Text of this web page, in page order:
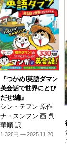
『つかめ!英語ダマン
英会話で世界にとび
だせ!編』
シン・テフン 原作
ナ・スンフン 画 呉
華順 訳
1,320円 — 2025.11.20